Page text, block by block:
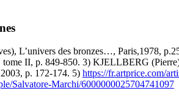
L’univers des bronzes…, Paris,1978,
tome II, p. 849-850. 3) KJELLBERG
p. 172-174. 5) https://fr.artprice.com/
Salvatore-Marchi/6000000025704741097